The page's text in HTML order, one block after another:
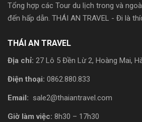
Tổng hợp các Tour du lịch trong và
đến hấp dẫn. THÁI AN TRAVEL - Đi là
THÁI AN TRAVEL
Địa chỉ: 27 Lô 5 Đền Lừ 2, Hoàng Mai,
Điện thoại: 0862.880.833
Email: sale2@thaiantravel.com
Giờ làm việc: 8h30 – 17h30